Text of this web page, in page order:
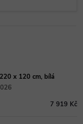
x 120 cm, bílá
7 919 Kč